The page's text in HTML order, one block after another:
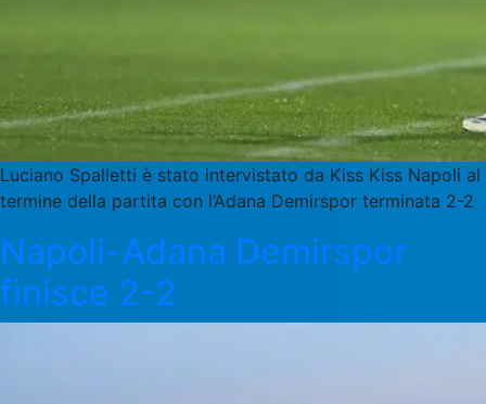
Luciano Spalletti è stato intervistato da Kiss Kiss Napoli al
termine della partita con l’Adana Demirspor terminata 2-2
Napoli-Adana Demirspor
finisce 2-2